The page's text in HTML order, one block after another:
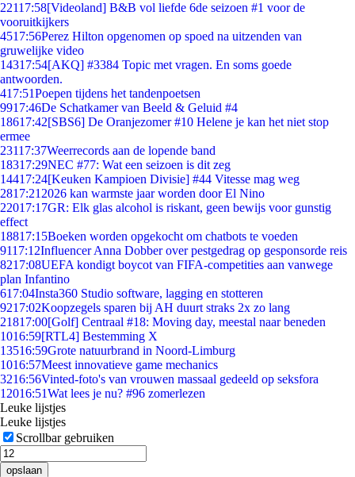
22117:58[Videoland] B&B vol liefde 6de seizoen #1 voor de
vooruitkijkers
4517:56Perez Hilton opgenomen op spoed na uitzenden van
gruwelijke video
14317:54[AKQ] #3384 Topic met vragen. En soms goede
antwoorden.
417:51Poepen tijdens het tandenpoetsen
9917:46De Schatkamer van Beeld & Geluid #4
18617:42[SBS6] De Oranjezomer #10 Helene je kan het niet stop
ermee
23117:37Weerrecords aan de lopende band
18317:29NEC #77: Wat een seizoen is dit zeg
14417:24[Keuken Kampioen Divisie] #44 Vitesse mag weg
2817:21 2026 kan warmste jaar worden door El Nino
22017:17GR: Elk glas alcohol is riskant, geen bewijs voor gunstig
effect
18817:15Boeken worden opgekocht om chatbots te voeden
9117:12Influencer Anna Dobber over pestgedrag op gesponsorde reis
8217:08UEFA kondigt boycot van FIFA-competities aan vanwege
plan Infantino
617:04Insta360 Studio software, lagging en stotteren
9217:02Koopzegels sparen bij AH duurt straks 2x zo lang
21817:00[Golf] Centraal #18: Moving day, meestal naar beneden
1016:59[RTL4] Bestemming X
13516:59Grote natuurbrand in Noord-Limburg
1016:57Meest innovatieve game mechanics
3216:56Vinted-foto's van vrouwen massaal gedeeld op seksfora
12016:51Wat lees je nu? #96 zomerlezen
Leuke lijstjes
Leuke lijstjes
Scrollbar gebruiken
opslaan